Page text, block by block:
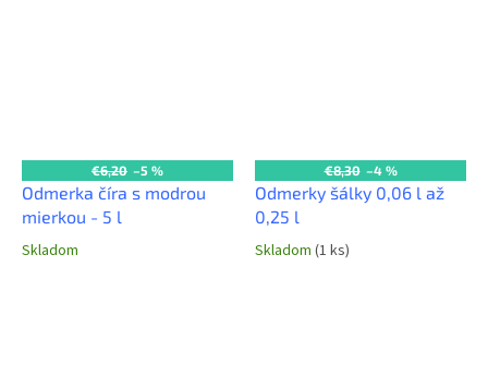
€6,20 –5 %
Odmerka číra s modrou
mierkou - 5 l
Skladom
€8,30 –4 %
Odmerky šálky 0,06 l až
0,25 l
Skladom (1 ks)